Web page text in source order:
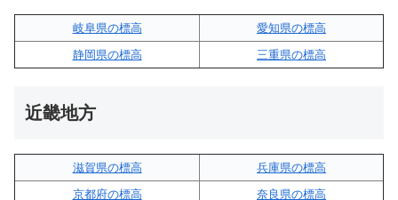
岐阜県の標高
愛知県の標高
静岡県の標高
三重県の標高
近畿地方
滋賀県の標高
兵庫県の標高
京都府の標高
奈良県の標高